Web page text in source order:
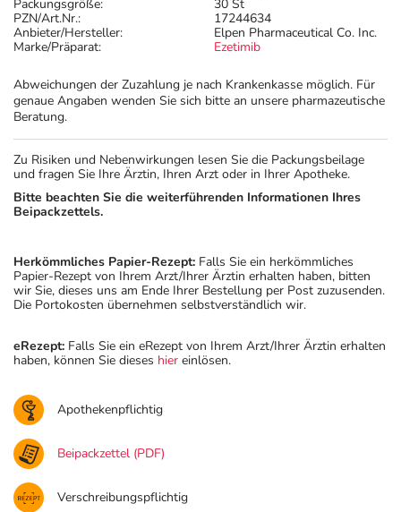
Packungsgröße:
30 St
PZN/Art.Nr.:
17244634
Anbieter/Hersteller:
Elpen Pharmaceutical Co. Inc.
Marke/Präparat:
Ezetimib
Abweichungen der Zuzahlung je nach Krankenkasse möglich. Für
genaue Angaben wenden Sie sich bitte an unsere pharmazeutische
Beratung.
Zu Risiken und Nebenwirkungen lesen Sie die Packungsbeilage
und fragen Sie Ihre Ärztin, Ihren Arzt oder in Ihrer Apotheke.
Bitte beachten Sie die weiterführenden Informationen Ihres
Beipackzettels.
Herkömmliches Papier-Rezept: Falls Sie ein herkömmliches
Papier-Rezept von Ihrem Arzt/Ihrer Ärztin erhalten haben, bitten
wir Sie, dieses uns am Ende Ihrer Bestellung per Post zuzusenden.
Die Portokosten übernehmen selbstverständlich wir.
eRezept: Falls Sie ein eRezept von Ihrem Arzt/Ihrer Ärztin erhalten
haben, können Sie dieses hier einlösen.
Apothekenpflichtig
Beipackzettel (PDF)
Verschreibungspflichtig